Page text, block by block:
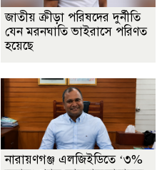
জাতীয় ক্রীড়া পরিষদের দুর্নীতি
যেন মরনঘাতি ভাইরাসে পরিণত
হয়েছে
নারায়ণগঞ্জ এলজিইডিতে ‘৩%